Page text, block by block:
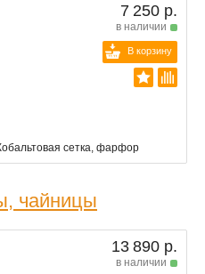
7 250 р.
в наличии
В корзину
сетка, фарфор
чайницы
13 890 р.
в наличии